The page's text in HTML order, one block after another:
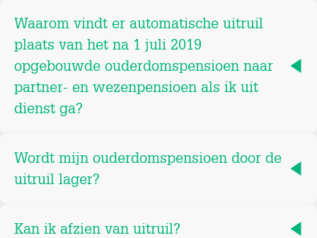
Waarom vindt er automatische uitruil
plaats van het na 1 juli 2019
opgebouwde ouderdomspensioen naar
partner- en wezenpensioen als ik uit
dienst ga?
Wordt mijn ouderdomspensioen door de
uitruil lager?
Kan ik afzien van uitruil?